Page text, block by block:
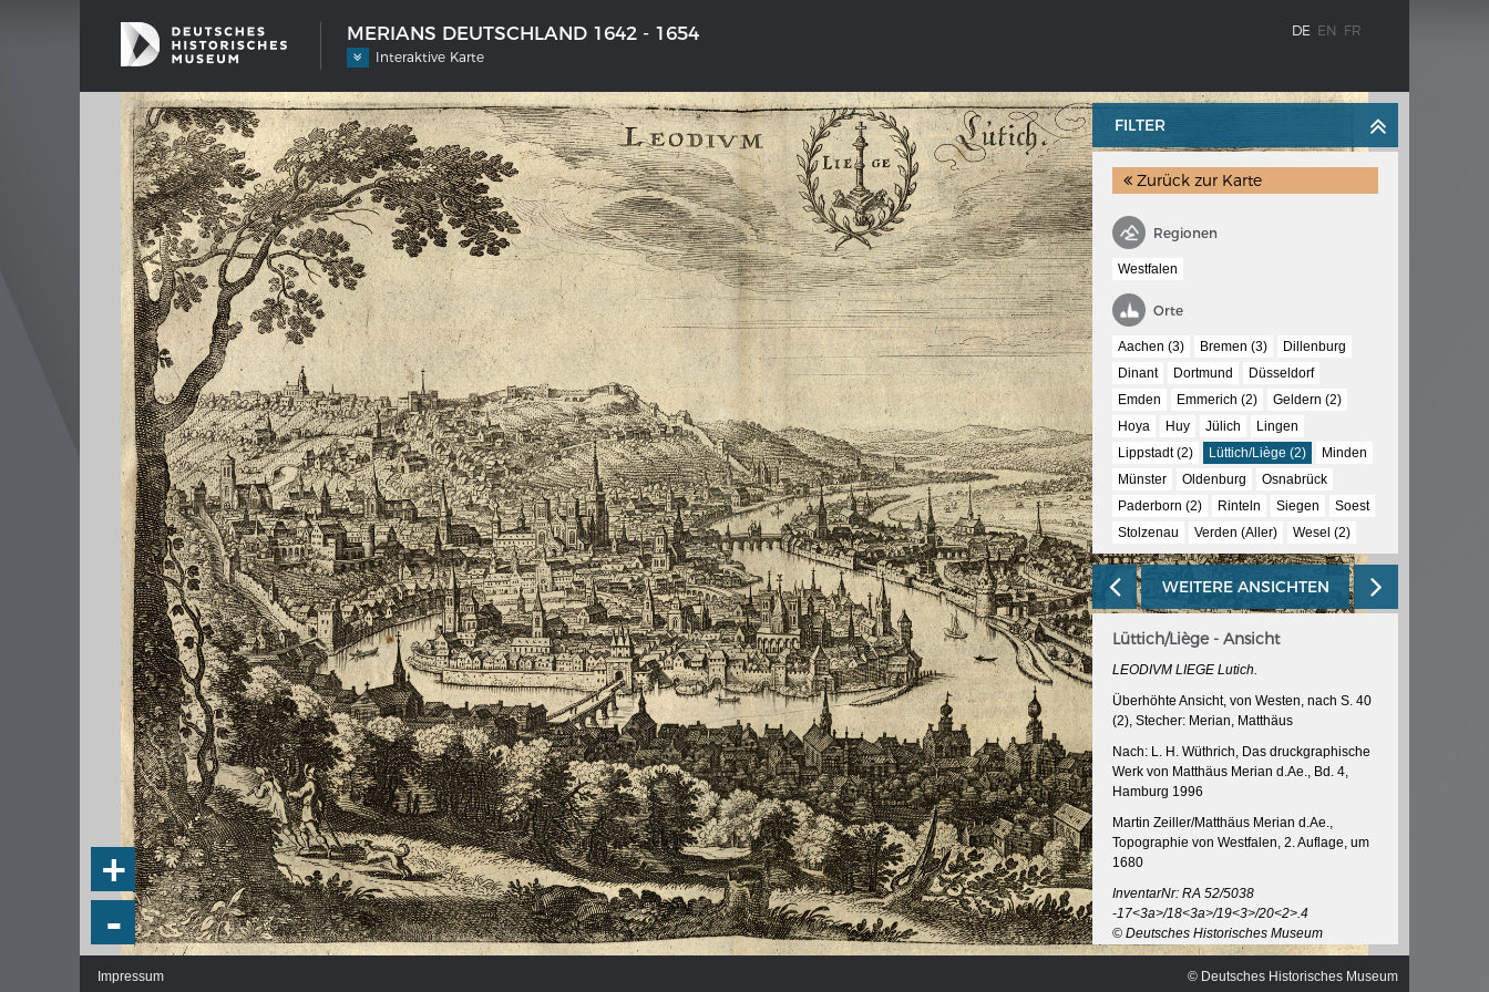
MERIANS DEUTSCHLAND 1642 - 1654
Interaktive Karte
DE EN FR
SCHIFFSTYPEN
Entwicklungen im europäischen
Schiffbau
MERIANS DEUTSCHLAND 1642 - 1654
Interaktive Karte
Bildergalerie Topographia Germaniae
Impressum
Wissenswert
DER RHEIN VON BASEL BIS KOBLENZ
Ganz neue Vorstellung des Rheinstroms
1794
Details der historischen Rheinkarte
Deutsch-französische Geschichte am
Rhein
Chronologie der deutsch-französischen
Geschichte
KAISER KARL V.
Karls V.
DIE NATIONALVERSAMMLUNG IN DER
PAULSKIRCHE 1848
Fraktionen und Abgeordnete
Details und Debatten
Politische Ziele der Fraktionen
Fragen und Antworten
WEIMAR: VOM WESEN UND WERT DER
DEMOKRATIE
Regierungsprogramm
+
-
FILTER
Zurück zur Karte
Regionen
Westfalen
Orte
Aachen (3) Bremen (3)
Dillenburg
Dinant
Dortmund
Düsseldorf
Emden
Emmerich (2)
Geldern (2)
Hoya
Huy Jülich
Lingen
Lippstadt (2)
Lüttich/Liège (2)
Minden
Münster
Oldenburg
Osnabrück
Paderborn (2)
Rinteln Siegen
Soest
Stolzenau
Verden (Aller) Wesel (2)
WEITERE ANSICHTEN
Lüttich/Liège - Ansicht
LEODIVM LIEGE Lutich.
Überhöhte Ansicht, von Westen, nach S. 40
(2), Stecher: Merian, Matthäus
Nach: L. H. Wüthrich, Das druckgraphische
Werk von Matthäus Merian d.Ae., Bd. 4,
Hamburg 1996
Martin Zeiller/Matthäus Merian d.Ae.,
Topographie von Westfalen, 2. Auflage, um
1680
InventarNr: RA 52/5038
-17<3a>/18<3a>/19<3>/20<2>.4
© Deutsches Historisches Museum
Impressum © Deutsches Historisches Museum